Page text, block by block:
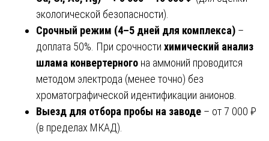
экологической безопасности).
Срочный режим (4–5 дней для комплекса) –
доплата 50%. При срочности химический анализ
шлама конвертерного на аммоний проводится
методом электрода (менее точно) без
хроматографической идентификации анионов.
Выезд для отбора пробы на заводе – от 7 000 ₽
(в пределах МКАД).